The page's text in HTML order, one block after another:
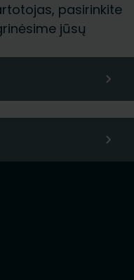
pasirinkite
jūsų